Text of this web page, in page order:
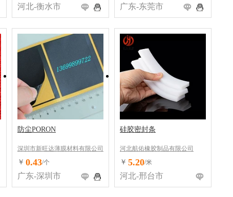
河北-衡水市 广东-东莞市
防尘PORON
深圳市新旺达薄膜材料有限公司
￥ 0.43/个
广东-深圳市
硅胶密封条
河北航佑橡胶制品有限公司
￥ 5.20/米
河北-邢台市